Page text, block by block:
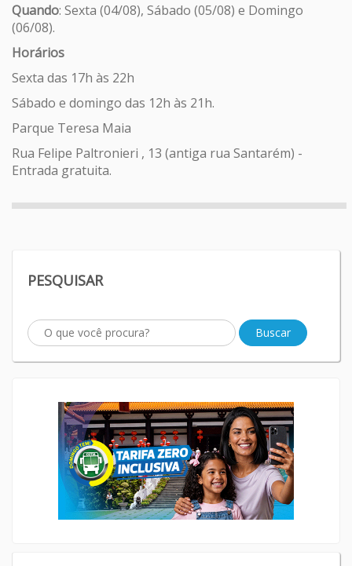
Quando: Sexta (04/08), Sábado (05/08) e Domingo
(06/08).
Horários
Sexta das 17h às 22h
Sábado e domingo das 12h às 21h.
Parque Teresa Maia
Rua Felipe Paltronieri , 13 (antiga rua Santarém) -
Entrada gratuita.
PESQUISAR